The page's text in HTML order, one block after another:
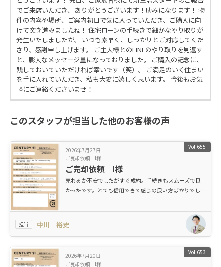
でご来店いただき、 ありがとうございます！励みになります！ 物
件の内容や場所、ご案内初日で気に入っていただき、ご購入に向
けて突き進みましたね！ 住宅ローンの手続きで細かなやり取りが
発生いたしましたが、 いつも素早く、しっかりとご対応してくだ
さり、感謝申し上げます。 ご主人様とのLINEのやり取りを見返す
と、膨大なメッセージ量になっておりました。 ご購入の記念に、
残しておいていただければ幸いです（笑）。 ご満足のいく住まい
を手に入れていただき、私も大変に嬉しく思います。 今後もお気
軽にご連絡くださいませ！
このスタッフが担当した他のお客様の声
Vol.655
2026年7月27日
ご売却依頼 I様
ご売却依頼 I様
売れるか不安でしたがすぐ成約。手続きもスムーズで良
かったです。とても信用できて感じの良い方ばかりでし
担当 中川 裕史
Vol.653
2026年7月20日
ご売却依頼 I様